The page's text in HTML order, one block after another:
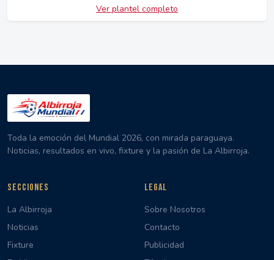
Ver plantel completo
Toda la emoción del Mundial 2026, con mirada paraguaya.
Noticias, resultados en vivo, fixture y la pasión de La Albirroja.
SECCIONES
La Albirroja
Noticias
Fixture
LEGAL
Sobre Nosotros
Contacto
Publicidad